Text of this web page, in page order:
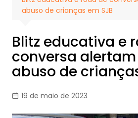
abuso de crianças em SJB
Blitz educativa e
conversa
abuso de
19 de maio de 2023